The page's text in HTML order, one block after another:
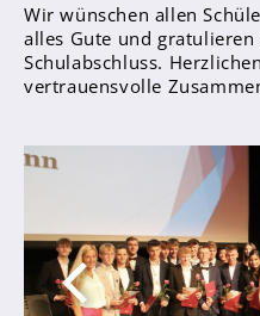
Jahrgängen 7 - 10
Berufsberatung
Bilingualer
Wir wünschen allen
alles Gute und
Schulabschluss.
vertrauensvolle